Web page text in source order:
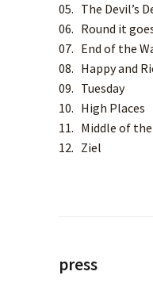
05. The Devil’s
06. Round it
07. End of the
08. Happy and
09. Tuesday
10. High Places
11. Middle of the
12. Ziel
press